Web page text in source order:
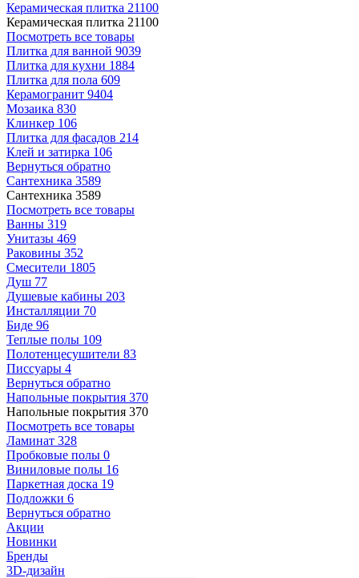
Керамическая плитка 21100
Керамическая плитка 21100
Посмотреть все товары
Плитка для ванной 9039
Плитка для кухни 1884
Плитка для пола 609
Керамогранит 9404
Мозаика 830
Клинкер 106
Плитка для фасадов 214
Клей и затирка 106
Вернуться обратно
Сантехника 3589
Сантехника 3589
Посмотреть все товары
Ванны 319
Унитазы 469
Раковины 352
Смесители 1805
Душ 77
Душевые кабины 203
Инсталляции 70
Биде 96
Теплые полы 109
Полотенцесушители 83
Писсуары 4
Вернуться обратно
Напольные покрытия 370
Напольные покрытия 370
Посмотреть все товары
Ламинат 328
Пробковые полы 0
Виниловые полы 16
Паркетная доска 19
Подложки 6
Вернуться обратно
Акции
Новинки
Бренды
3D-дизайн